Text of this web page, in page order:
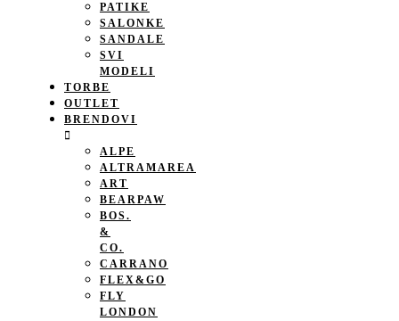
PATIKE
SALONKE
SANDALE
SVI
MODELI
TORBE
OUTLET
BRENDOVI
ALPE
ALTRAMAREA
ART
BEARPAW
BOS.
&
CO.
CARRANO
FLEX&GO
FLY
LONDON